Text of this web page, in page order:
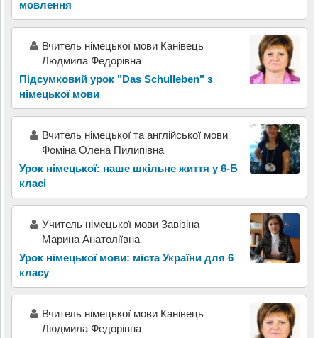
мовлення
Вчитель німецької мови Канівець
Людмила Федорівна
Підсумковий урок "Das Schulleben" з
німецької мови
Вчитель німецької та англійської мови
Фоміна Олена Пилипівна
Урок німецької: наше шкільне життя у 6-Б
класі
Учитель німецької мови Завізіна
Марина Анатоліївна
Урок німецької мови: міста України для 6
класу
Вчитель німецької мови Канівець
Людмила Федорівна